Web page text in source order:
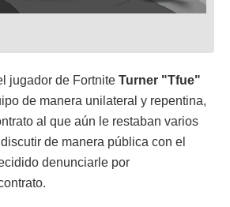
jugador de Fortnite Turner "Tfue"
de manera unilateral y repentina,
al que aún le restaban varios
de manera pública con el
denunciarle por